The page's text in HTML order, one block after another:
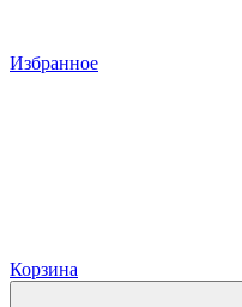
Избранное
Корзина